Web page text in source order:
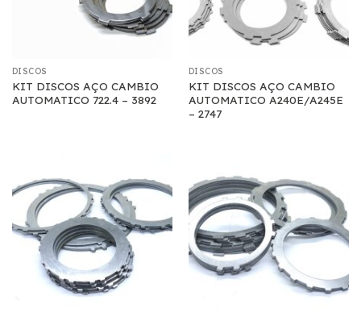
DISCOS
KIT DISCOS AÇO CAMBIO
AUTOMATICO 722.4 – 3892
DISCOS
KIT DISCOS AÇO CAMBIO
AUTOMATICO A240E/A245E
– 2747